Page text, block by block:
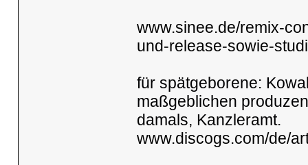
www.sinee.de/remix-
und-release-sowie-
für spätgeborene:
maßgeblichen
damals, Kanzleramt.
www.discogs.com/de/